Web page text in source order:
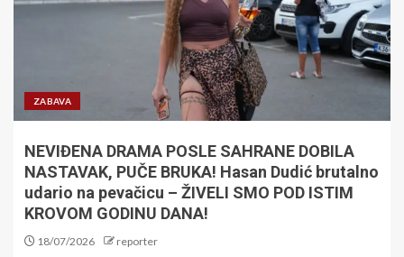
ZABAVA
NEVIĐENA DRAMA POSLE SAHRANE DOBILA
NASTAVAK, PUČE BRUKA! Hasan Dudić brutalno
udario na pevačicu – ŽIVELI SMO POD ISTIM
KROVOM GODINU DANA!
18/07/2026 reporter